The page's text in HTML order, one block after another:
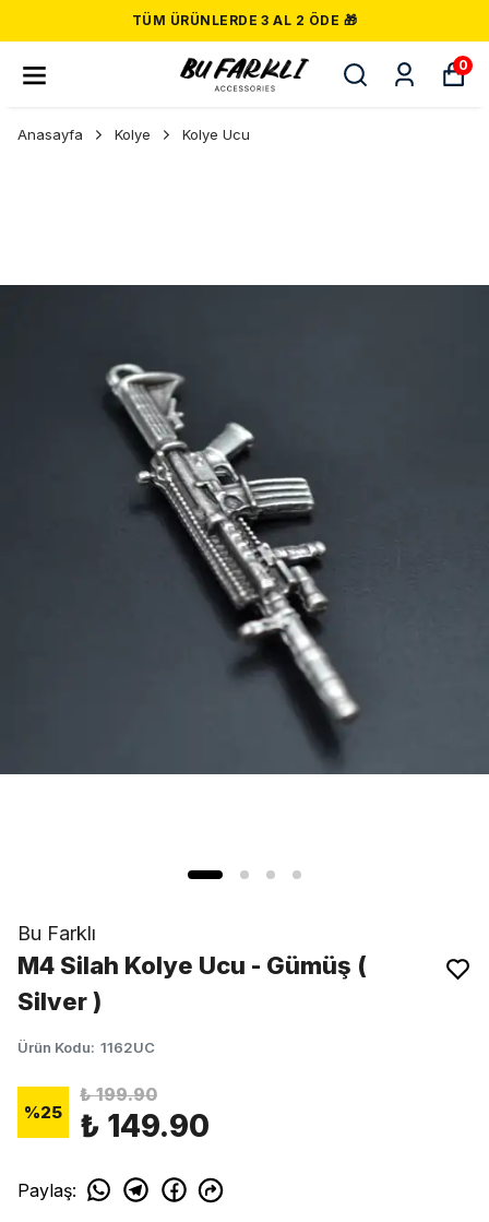
TÜM ÜRÜNLERDE 3 AL 2 ÖDE 🎁
0
Anasayfa Kolye Kolye Ucu
Bu Farklı
M4 Silah Kolye Ucu - Gümüş (
Silver )
Ürün Kodu: 1162UC
%25
₺ 199.90
₺ 149.90
Paylaş: